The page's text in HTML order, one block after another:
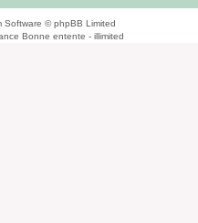
Software © phpBB Limited
Bonne entente - illimited